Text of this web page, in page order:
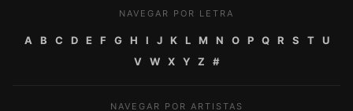
NAVEGAR POR LETRA
A B C D E F G H I J K L M N O P Q R S T
U
V
W X Y Z #
NAVEGAR POR ARTISTAS